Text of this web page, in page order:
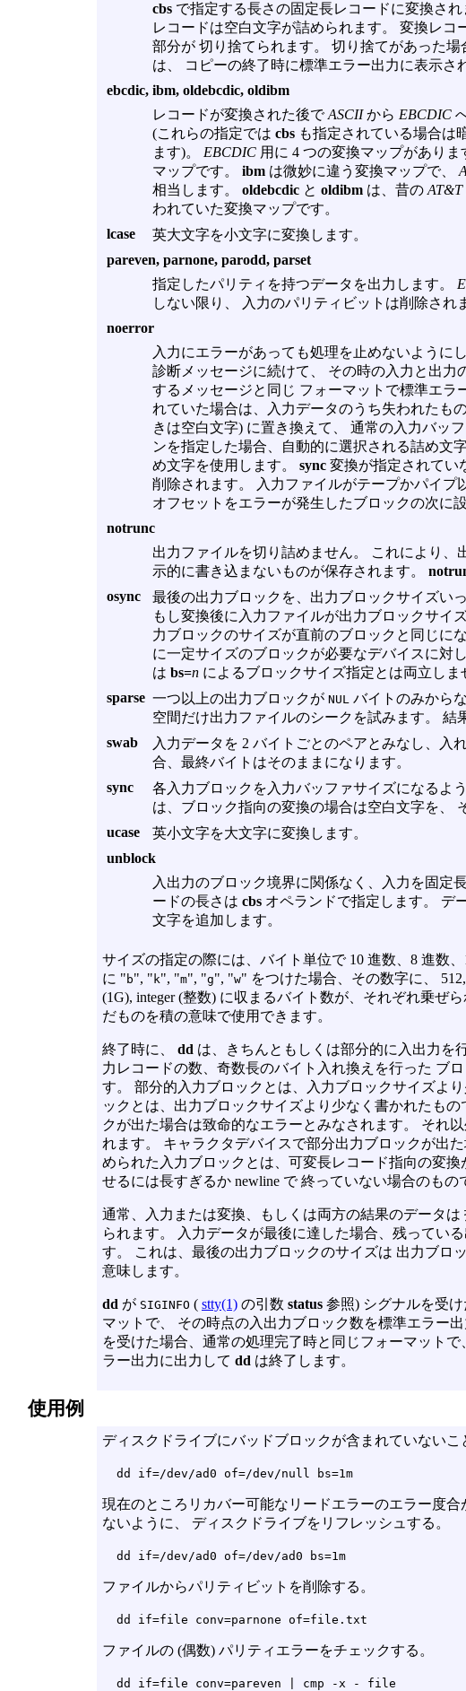
cbs で指定する長さの固定長レコードに変換さ
レコードは空白文字が詰められます。 変換レ
部分が 切り捨てられます。 切り捨てがあった
は、 コピーの終了時に標準エラー出力に表示さ
ebcdic, ibm, oldebcdic, oldibm
レコードが変換された後でASCIIから EBCDIC
(これらの指定では cbs も指定されている場合は
ます)。 EBCDIC 用に 4 つの変換マップがありま
マップです。 ibm は微妙に違う変換マップで、
相当します。 oldebcdic と oldibm は、昔の AT&T
われていた変換マップです。
lcase
英大文字を小文字に変換します。
pareven, parnone, parodd, parset
指定したパリティを持つデータを出力します。
しない限り、 入力のパリティビットは削除され
noerror
入力にエラーがあっても処理を止めないように
診断メッセージに続けて、 その時の入力と出力
するメッセージと同じ フォーマットで標準エラ
れていた場合は、入力データのうち失われたも
きは空白文字) に置き換えて、 通常の入力バッ
ンを指定した場合、自動的に選択される詰め文
め文字を使用します。 sync 変換が指定されてい
削除されます。 入力ファイルがテープかパイプ
オフセットをエラーが発生したブロックの次に設
notrunc
出力ファイルを切り詰めません。 これにより、
示的に書き込まないものが保存されます。
osync
最後の出力ブロックを、出力ブロックサイズい
もし変換後に入力ファイルが出力ブロックサイ
力ブロックのサイズが直前のブロックと同じに
に一定サイズのブロックが必要なデバイスに対
は bs=n によるブロックサイズ指定とは両立しま
sparse 一つ以上の出力ブロックが NUL バイトのみから
空間だけ出力ファイルのシークを試みます。 結
swab
入力データを 2 バイトごとのペアとみなし、入
合、最終バイトはそのままになります。
sync
各入力ブロックを入力バッファサイズになるよ
は、ブロック指向の変換の場合は空白文字を、
ucase
英小文字を大文字に変換します。
unblock
入出力のブロック境界に関係なく、入力を固定
ードの長さは cbs オペランドで指定します。 デ
文字を追加します。
サイズの指定の際には、バイト単位で 10 進数、8 進数
に " b", " k", "m", "g", "w" をつけた場合、その数字に、 512,
(1G), integer (整数) に収まるバイト数が、それぞれ乗ぜ
だものを積の意味で使用できます。
終了時に、 dd は、きちんともしくは部分的に入出力を
力レコードの数、奇数長のバイト入れ換えを行った ブ
す。 部分的入力ブロックとは、入力ブロックサイズよ
ックとは、出力ブロックサイズより少なく書かれたも
クが出た場合は致命的なエラーとみなされます。 それ
れます。 キャラクタデバイスで部分出力ブロックが出
められた入力ブロックとは、可変長レコード指向の変
せるには長すぎるか newline で 終っていない場合のもの
通常、入力または変換、もしくは両方の結果のデータ
られます。 入力データが最後に達した場合、残ってい
す。 これは、最後の出力ブロックのサイズは 出力ブロ
意味します。
dd が SIGINFO ( stty(1) の引数 status 参照) シグナルを受
マットで、 その時点の入出力ブロック数を標準エラー
を受けた場合、通常の処理完了時と同じフォーマット
ラー出力に出力して dd は終了します。
使用例
ディスクドライブにバッドブロックが含まれていないこ
dd if=/dev/ad0 of=/dev/null bs=1m
現在のところリカバー可能なリードエラーのエラー度
ないように、 ディスクドライブをリフレッシュする。
dd if=/dev/ad0 of=/dev/ad0 bs=1m
ファイルからパリティビットを削除する。
dd if=file conv=parnone of=file.txt
ファイルの (偶数) パリティエラーをチェックする。
dd if=file conv=pareven | cmp -x - file